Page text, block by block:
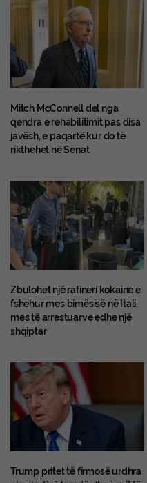
Mitch McConnell del nga
qendra e rehabilitimit pas disa
javësh, e paqartë kur do të
rikthehet në Senat
Zbulohet një rafineri kokaine e
fshehur mes bimësisë në Itali,
mes të arrestuarve edhe një
shqiptar
Trump pritet të firmosë urdhra